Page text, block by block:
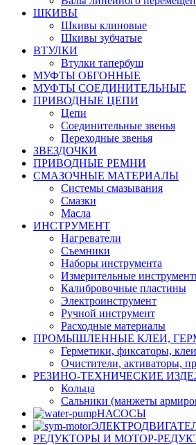
ШКИВЫ
Шкивы клиновые
Шкивы зубчатые
ВТУЛКИ
Втулки тапербуш
МУФТЫ ОБГОННЫЕ
МУФТЫ СОЕДИНИТЕЛЬНЫЕ
ПРИВОДНЫЕ ЦЕПИ
Цепи
Соединительные звенья
Переходные звенья
ЗВЕЗДОЧКИ
ПРИВОДНЫЕ РЕМНИ
СМАЗОЧНЫЕ МАТЕРИАЛЫ
Системы смазывания
Смазки
Масла
ИНСТРУМЕНТ
Нагреватели
Съемники
Наборы инструмента
Измерительные
Калибровочные пластины
Электроинструмент
Ручной инструмент
Расходные материалы
ПРОМЫШЛЕННЫЕ КЛЕИ,
Герметики, фиксаторы, клеи
Очистители, активаторы,
РЕЗИНО-ТЕХНИЧЕСКИЕ
Кольца
Сальники (манжеты
НАСОСЫ
РЕДУКТОРЫ И МОТОР-